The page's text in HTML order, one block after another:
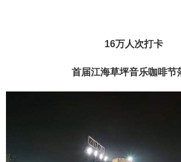
16万人次打卡
首届江海草坪音乐咖啡节